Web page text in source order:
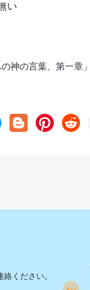
い
神の言葉、第一章
ください。